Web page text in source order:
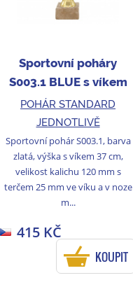
Sportovní poháry
S003.1 BLUE s víkem
POHÁR STANDARD
JEDNOTLIVĚ
Sportovní pohár S003.1, barva
zlatá, výška s víkem 37 cm,
velikost kalichu 120 mm s
terčem 25 mm ve víku a v noze
m...
415 KČ
KOUPIT